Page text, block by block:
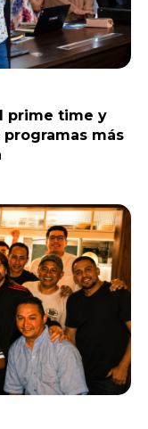
prime time y
más